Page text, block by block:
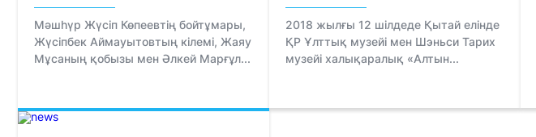
Мәшһүр Жүсіп Көпеевтің бойтұмары,
Жүсіпбек Аймауытовтың кілемі, Жаяу
Мұсаның қобызы мен Әлкей Марғұл...
2018 жылғы 12 шілдеде Қытай елінде
ҚР Ұлттық музейі мен Шэньси Тарих
музейі халықаралық «Алтын...